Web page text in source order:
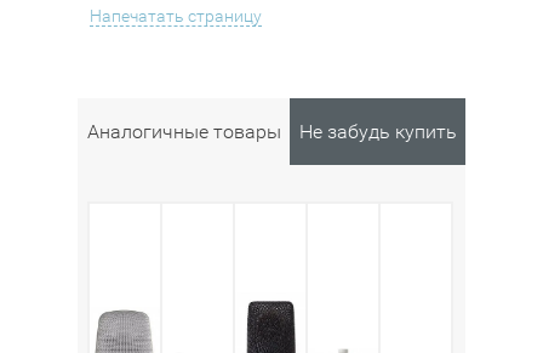
Напечатать страницу
Аналогичные товары Не забудь купить